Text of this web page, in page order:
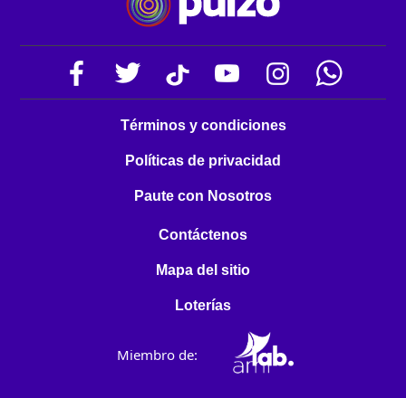
Términos y condiciones
Políticas de privacidad
Paute con Nosotros
Contáctenos
Mapa del sitio
Loterías
Miembro de: